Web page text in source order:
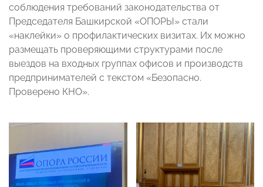
соблюдения требований законодательства от
Председателя Башкирской «ОПОРЫ» стали
«наклейки» о профилактических визитах. Их можно
размещать проверяющими структурами после
выездов на входных группах офисов и производств
предпринимателей с текстом «Безопасно.
Проверено КНО».